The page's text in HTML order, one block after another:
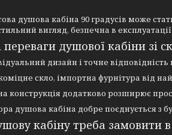
душова кабіна 90 градусів може
вигляд, безпечна в
переваги душової кабіни зі
дизайн і точне
скло, імпортна фурнітура від
конструкція додатково розширює
душова кабіна добре поєднується з
кабіну треба замовити в